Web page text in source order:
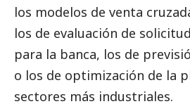
los modelos de venta
los de evaluación de
para la banca, los de
o los de optimización de la
sectores más industriales.